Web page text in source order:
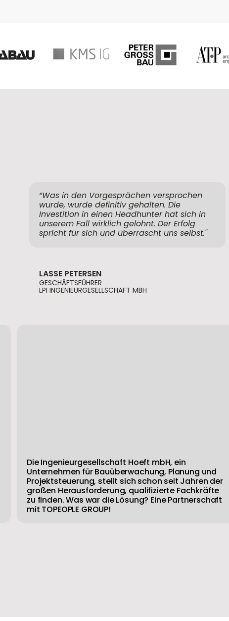
“Was in den Vorgesprächen versprochen
wurde, wurde definitiv gehalten. Die
Investition in einen Headhunter hat sich in
unserem Fall wirklich gelohnt. Der Erfolg
spricht für sich und überrascht uns selbst."
LASSE PETERSEN
GESCHÄFTSFÜHRER
LPI INGENIEURGESELLSCHAFT MBH
Die Ingenieurgesellschaft Hoeft mbH, ein
Unternehmen für Bauüberwachung, Planung und
Projektsteuerung, stellt sich schon seit Jahren der
großen Herausforderung, qualifizierte Fachkräfte
zu finden. Was war die Lösung? Eine Partnerschaft
mit TOPEOPLE GROUP!